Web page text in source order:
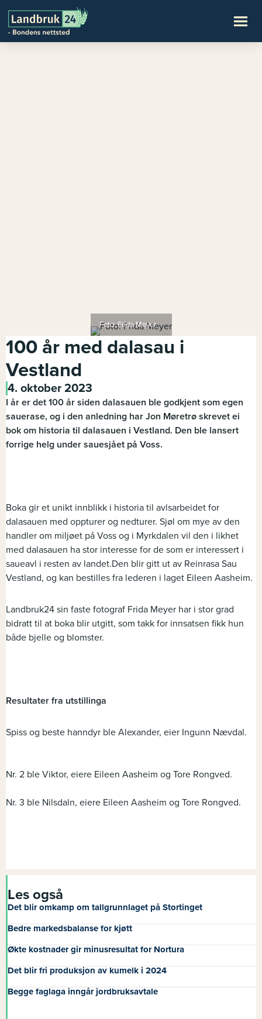
Foto: Frida Meyer
100 år med dalasau i
Vestland
4. oktober 2023
I år er det 100 år siden dalasauen ble godkjent som egen
sauerase, og i den anledning har Jon Møretrø skrevet ei
bok om historia til dalasauen i Vestland. Den ble lansert
forrige helg under sauesjået på Voss.
Boka gir et unikt innblikk i historia til avlsarbeidet for
dalasauen med oppturer og nedturer. Sjøl om mye av den
handler om miljøet på Voss og i Myrkdalen vil den i likhet
med dalasauen ha stor interesse for de som er interessert i
saueavl i resten av landet.Den blir gitt ut av Reinrasa Sau
Vestland, og kan bestilles fra lederen i laget Eileen Aasheim.
Landbruk24 sin faste fotograf Frida Meyer har i stor grad
bidratt til at boka blir utgitt, som takk for innsatsen fikk hun
både bjelle og blomster.
Resultater fra utstillinga
Spiss og beste hanndyr ble Alexander, eier Ingunn Nævdal.
Nr. 2 ble Viktor, eiere Eileen Aasheim og Tore Rongved.
Nr. 3 ble Nilsdaln, eiere Eileen Aasheim og Tore Rongved.
Les også
Det blir omkamp om tallgrunnlaget på Stortinget
Bedre markedsbalanse for kjøtt
Økte kostnader gir minusresultat for Nortura
Det blir fri produksjon av kumelk i 2024
Begge faglaga inngår jordbruksavtale